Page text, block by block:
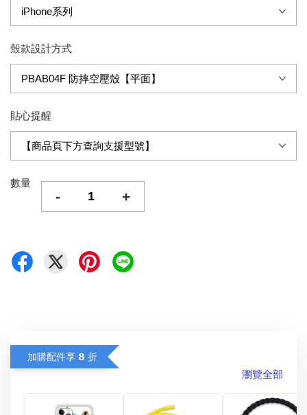
殼款設計方式
貼心提醒
數量
- +
加購配件享 𝟴 折
瀏覽全部